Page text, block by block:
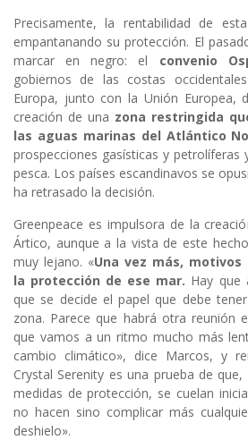
Precisamente, la rentabilidad de
empantanando su protección. El
marcar en negro: el convenio
gobiernos de las costas
Europa, junto con la Unión Europea,
creación de una zona restringida
las aguas marinas del Atlántico
prospecciones gasísticas y
pesca. Los países escandinavos se
ha retrasado la decisión.
Greenpeace es impulsora de la
Ártico, aunque a la vista de este
muy lejano. «Una vez más,
la protección de ese mar. Hay que
que se decide el papel que debe
zona. Parece que habrá otra reunión
que vamos a un ritmo mucho más
cambio climático», dice Marcos, y
Crystal Serenity es una prueba de
medidas de protección, se cuelan
no hacen sino complicar más
deshielo».